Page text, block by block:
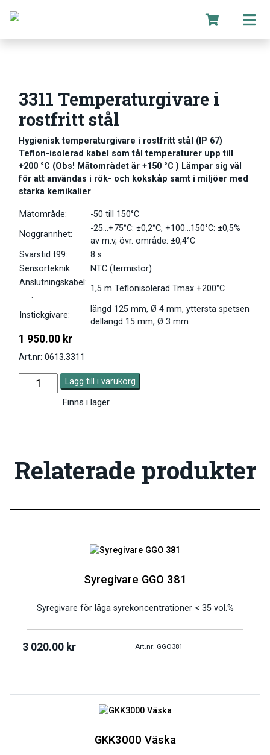
3311 Temperaturgivare i
rostfritt stål
Hygienisk temperaturgivare i rostfritt stål (IP 67)
Teflon-isolerad kabel som tål temperaturer upp till
+200 °C (Obs! Mätområdet är +150 °C ) Lämpar sig väl
för att användas i rök- och kokskåp samt i miljöer med
starka kemikalier
Mätområde:
-50 till 150°C
Noggrannhet:
-25…+75°C: ±0,2°C, +100…150°C: ±0,5%
av m.v, övr. område: ±0,4°C
Svarstid t99:
8 s
Sensorteknik:
NTC (termistor)
Anslutningskabel:
.
1,5 m Teflonisolerad Tmax +200°C
Instickgivare:
längd 125 mm, Ø 4 mm, yttersta spetsen
dellängd 15 mm, Ø 3 mm
1 950.00 kr
Art.nr: 0613.3311
Lägg till i varukorg
Finns i lager
Relaterade produkter
Syregivare GGO 381
Syregivare för låga syrekoncentrationer < 35 vol.%
3 020.00 kr Art.nr: GGO381
GKK3000 Väska